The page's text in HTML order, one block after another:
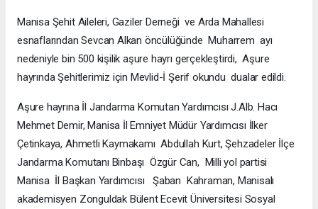
Manisa Şehit Aileleri, Gaziler Derneği ve Arda Mahallesi
esnaflarından Sevcan Alkan öncülüğünde Muharrem ayı
nedeniyle bin 500 kişilik aşure hayrı gerçekleştirdi, Aşure
hayrında Şehitlerimiz için Mevlid-İ Şerif okundu dualar edildi.
Aşure hayrına İl Jandarma Komutan Yardımcısı J.Alb. Hacı
Mehmet Demir, Manisa İl Emniyet Müdür Yardımcısı İlker
Çetinkaya, Ahmetli Kaymakamı Abdullah Kurt, Şehzadeler İlçe
Jandarma Komutanı Binbaşı Özgür Can, Milli yol partisi
Manisa İl Başkan Yardımcısı Şaban Kahraman, Manisalı
akademisyen Zonguldak Bülent Ecevit Üniversitesi Sosyal